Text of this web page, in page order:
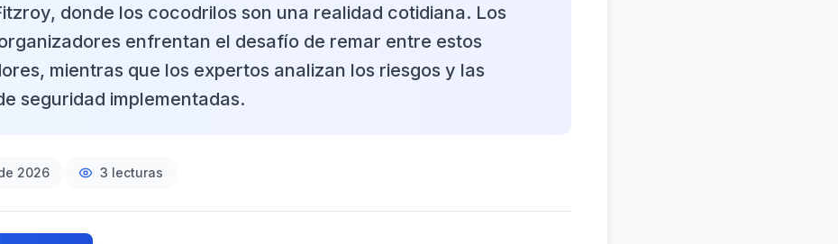
donde los cocodrilos son una realidad cotidiana. Los
enfrentan el desafío de remar entre estos
mientras que los expertos analizan los riesgos y las
seguridad implementadas.
2026 3 lecturas